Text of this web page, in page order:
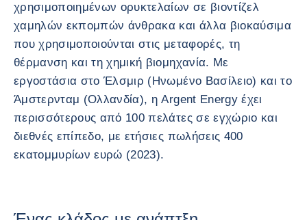
χρησιμοποιημένων ορυκτελαίων σε βιοντίζελ
χαμηλών εκπομπών άνθρακα και άλλα βιοκαύσιμα
που χρησιμοποιούνται στις μεταφορές, τη
θέρμανση και τη χημική βιομηχανία. Με
εργοστάσια στο Έλσμιρ (Ηνωμένο Βασίλειο) και το
Άμστερνταμ (Ολλανδία), η Argent Energy έχει
περισσότερους από 100 πελάτες σε εγχώριο και
διεθνές επίπεδο, με ετήσιες πωλήσεις 400
εκατομμυρίων ευρώ (2023).